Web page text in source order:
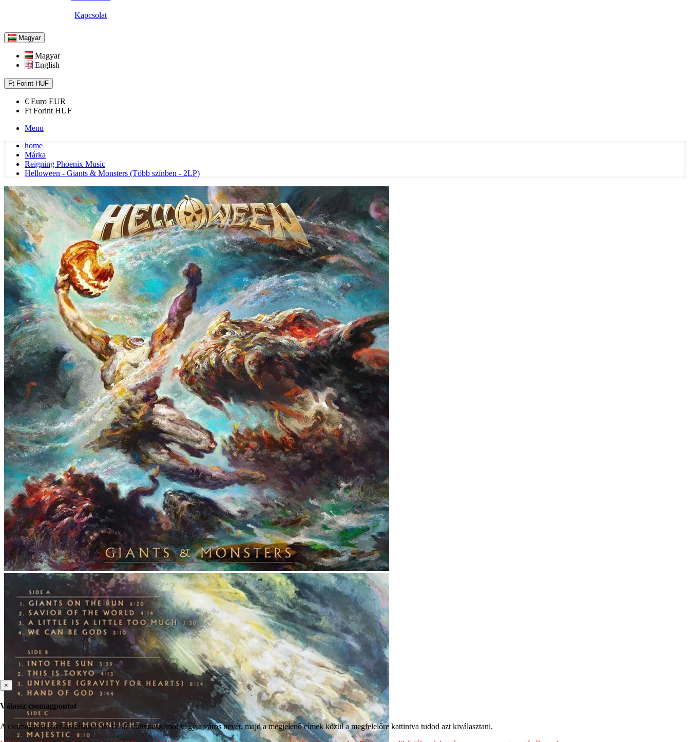
Kapcsolat
Magyar
Magyar
English
Ft Forint HUF
€ Euro EUR
Ft Forint HUF
Menu
home
Márka
Reigning Phoenix Music
Helloween - Giants & Monsters (Több színben - 2LP)
×
Válassz csomagpontot
A csomagpont kiválasztásához írd be az irányítószámot vagy a város nevét, majd a megjelenő címek közül a megfelelőre kattintva tudod azt kiválasztani.